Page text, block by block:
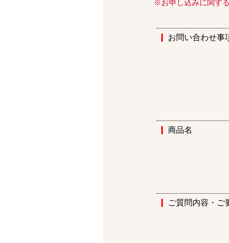
※お申し込みに関す
お問い合わせ事
商品名
ご質問内容・ご